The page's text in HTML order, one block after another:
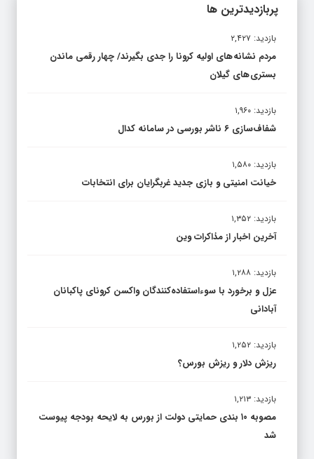
پربازدیدترین ها
بازدید: ۲,۴۲۷
مردم نشانه های اولیه کرونا را جدی بگیرند/ چهار رقمی ماندن
بستری های گیلان
بازدید: ۱,۹۶۰
شفاف‌سازی ۶ ناشر بورسی در سامانه کدال
بازدید: ۱,۵۸۰
خیانت امنیتی و بازی جدید غربگرایان برای انتخابات
بازدید: ۱,۳۵۲
آخرین اخبار از مذاکرات وین
بازدید: ۱,۲۸۸
عزل و برخورد با سوءاستفاده‌کنندگان واکسن کرونای پاکبانان
آبادانی
بازدید: ۱,۲۵۲
ریزش دلار و ریزش بورس؟
بازدید: ۱,۲۱۳
مصوبه ۱۰ بندی حمایتی دولت از بورس به لایحه بودجه پیوست
شد